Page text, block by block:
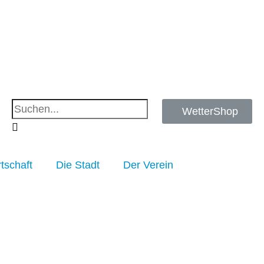
WetterShop
Die Stadt
Der Verein